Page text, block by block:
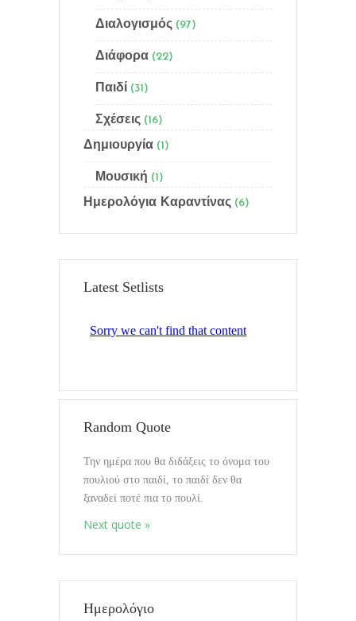
Διαλογισμός (97)
Διάφορα (22)
Παιδί (31)
Σχέσεις (16)
Δημιουργία (1)
Μουσική (1)
Ημερολόγια Καραντίνας (6)
Latest Setlists
Random Quote
Την ημέρα που θα διδάξεις το όνομα του
πουλιού στο παιδί, το παιδί δεν θα
ξαναδεί ποτέ πια το πουλί.
Next quote »
Ημερολόγιο
Αρχική
Ποιός είμαι
Γίνε μέλος
Email Subscription
Αναζήτηση
Τελευταία ημερολόγια
Mixin Colors
08.10.2020
Εδώ
17.9.2020